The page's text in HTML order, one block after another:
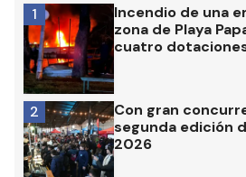
Incendio de una
zona de Playa
cuatro
1
Con gran
segunda edición
2026
2